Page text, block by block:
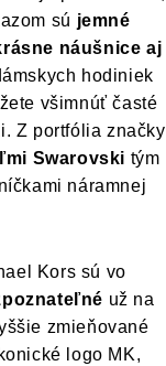
sú jemné
náušnice aj
hodiniek
všimnúť časté
Z portfólia značky
Swarovski tým
náramnej
Kors sú vo
už na
zmieňované
logo MK,